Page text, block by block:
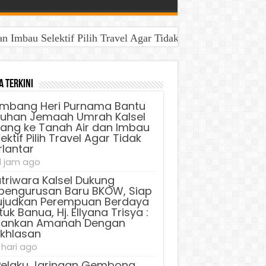
Imbau Selektif Pilih Travel Agar Tidak Terlantar
Untuk Banua, Hj. Ellyana Trisya : Jalankan Amanah
Terkini
Heri Purnama Bantu
Jemaah Umrah Kalsel
ke Tanah Air dan Imbau
Pilih Travel Agar Tidak
jam ago
Kalsel Dukung
Baru BKOW, Siap
Perempuan Berdaya
Banua, Hj. Ellyana Trisya :
Amanah Dengan
hari ago